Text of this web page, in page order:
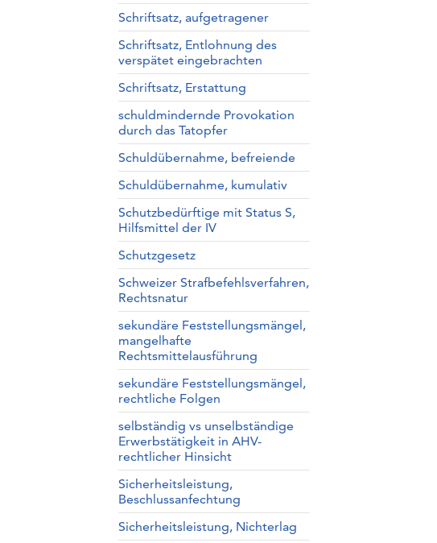
Schriftsatz, aufgetragener
Schriftsatz, Entlohnung des
verspätet eingebrachten
Schriftsatz, Erstattung
schuldmindernde Provokation
durch das Tatopfer
Schuldübernahme, befreiende
Schuldübernahme, kumulativ
Schutzbedürftige mit Status S,
Hilfsmittel der IV
Schutzgesetz
Schweizer Strafbefehlsverfahren,
Rechtsnatur
sekundäre Feststellungsmängel,
mangelhafte
Rechtsmittelausführung
sekundäre Feststellungsmängel,
rechtliche Folgen
selbständig vs unselbständige
Erwerbstätigkeit in AHV-
rechtlicher Hinsicht
Sicherheitsleistung,
Beschlussanfechtung
Sicherheitsleistung, Nichterlag